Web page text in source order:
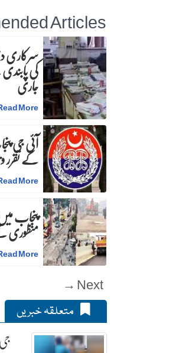
Articles
سرکاری
کی
جاری
More
کے تقرر
More
پنجاب
منظوری
More
Next →
متعلقہ خبریں